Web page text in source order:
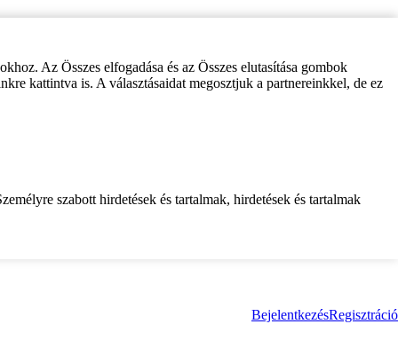
Az Összes elfogadása és az Összes elutasítása gombok
kattintva is. A választásaidat megosztjuk a partnereinkkel, de ez
szabott hirdetések és tartalmak, hirdetések és tartalmak
BejelentkezésRegisztráció